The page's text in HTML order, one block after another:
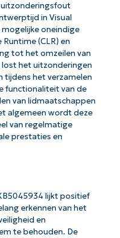
in Visual
mogelijke oneindige
(CLR) en
tot het omzeilen van
het uitzonderingen
tijdens het verzamelen
functionaliteit van de
van lidmaatschappen
algemeen wordt deze
van regelmatige
prestaties en
lijkt positief
erkennen van het
en
te behouden. De